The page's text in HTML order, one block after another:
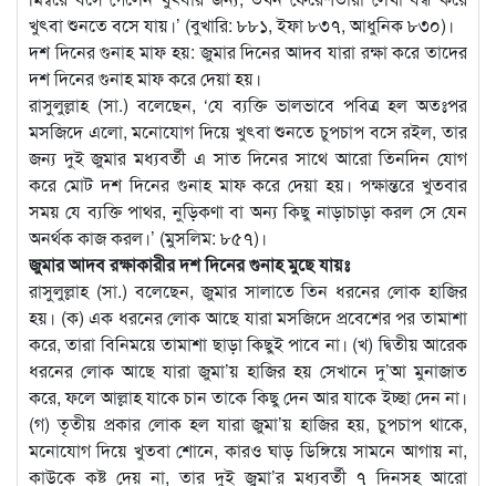
খুৎবা শুনতে বসে যায়।’ (বুখারি: ৮৮১, ইফা ৮৩৭, আধুনিক ৮৩০)।
দশ দিনের গুনাহ মাফ হয়: জুমার দিনের আদব যারা রক্ষা করে তাদের
দশ দিনের গুনাহ মাফ করে দেয়া হয়।
রাসুলুল্লাহ (সা.) বলেছেন, ‘যে ব্যক্তি ভালভাবে পবিত্র হল অতঃপর
মসজিদে এলো, মনোযোগ দিয়ে খুৎবা শুনতে চুপচাপ বসে রইল, তার
জন্য দুই জুমার মধ্যবর্তী এ সাত দিনের সাথে আরো তিনদিন যোগ
করে মোট দশ দিনের গুনাহ মাফ করে দেয়া হয়। পক্ষান্তরে খুতবার
সময় যে ব্যক্তি পাথর, নুড়িকণা বা অন্য কিছু নাড়াচাড়া করল সে যেন
অনর্থক কাজ করল।’ (মুসলিম: ৮৫৭)।
জুমার আদব রক্ষাকারীর দশ দিনের গুনাহ মুছে যায়ঃ
রাসুলুল্লাহ (সা.) বলেছেন, জুমার সালাতে তিন ধরনের লোক হাজির
হয়। (ক) এক ধরনের লোক আছে যারা মসজিদে প্রবেশের পর তামাশা
করে, তারা বিনিময়ে তামাশা ছাড়া কিছুই পাবে না। (খ) দ্বিতীয় আরেক
ধরনের লোক আছে যারা জুমা’য় হাজির হয় সেখানে দু’আ মুনাজাত
করে, ফলে আল্লাহ যাকে চান তাকে কিছু দেন আর যাকে ইচ্ছা দেন না।
(গ) তৃতীয় প্রকার লোক হল যারা জুমা’য় হাজির হয়, চুপচাপ থাকে,
মনোযোগ দিয়ে খুতবা শোনে, কারও ঘাড় ডিঙ্গিয়ে সামনে আগায় না,
কাউকে কষ্ট দেয় না, তার দুই জুমা’র মধ্যবর্তী ৭ দিনসহ আরো